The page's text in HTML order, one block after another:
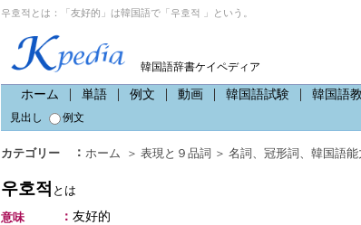
우호적とは：「友好的」は韓国語で「우호적 」という。
韓国語辞書ケイペディア
ホーム 単語 例文 動画 韓国語試験 韓国語
見出し
例文
カテゴリー ： ホーム ＞ 表現と９品詞 ＞ 名詞 、 冠形詞 、 韓国語能
우호적 とは
意味
： 友好的